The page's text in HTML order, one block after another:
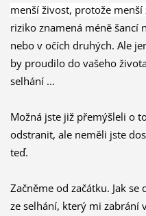
menší živost, protože
riziko znamená méně šancí
nebo v očích druhých. Ale
by proudilo do vašeho
selhání ...
Možná jste již přemýšleli o
odstranit, ale neměli jste
teď.
Začněme od začátku. Jak se
ze selhání, který mi zabrání